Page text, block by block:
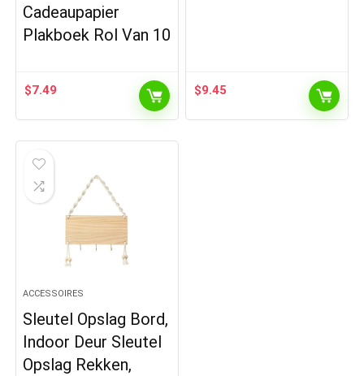
Cadeaupapier
Plakboek Rol Van 10
$7.49 $9.45
ACCESSOIRES
Sleutel Opslag Bord,
Indoor Deur Sleutel
Opslag Rekken,